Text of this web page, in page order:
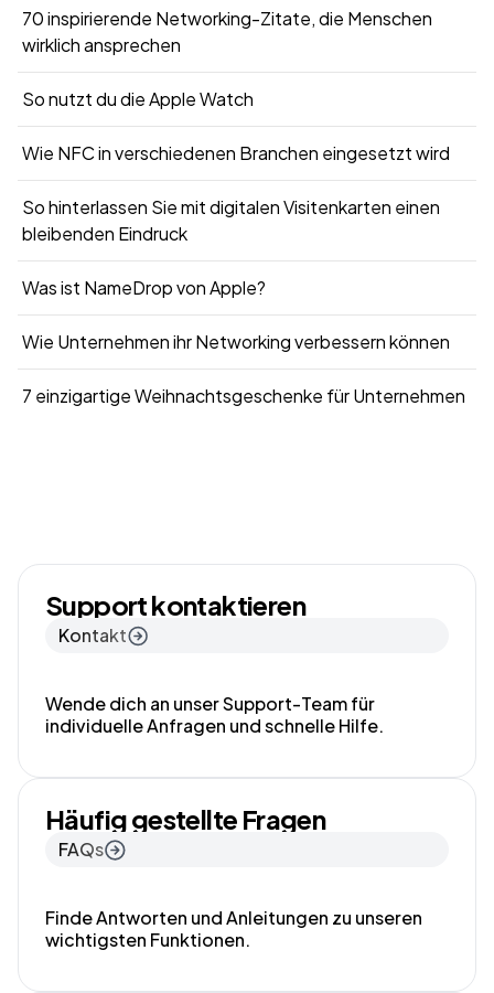
70 inspirierende Networking-Zitate, die Menschen
wirklich ansprechen
So nutzt du die Apple Watch
Wie NFC in verschiedenen Branchen eingesetzt wird
So hinterlassen Sie mit digitalen Visitenkarten einen
bleibenden Eindruck
Was ist NameDrop von Apple?
Wie Unternehmen ihr Networking verbessern können
7 einzigartige Weihnachtsgeschenke für Unternehmen
Support kontaktieren
Kontakt
Wende dich an unser Support-Team für
individuelle Anfragen und schnelle Hilfe.
Häufig gestellte Fragen
FAQs
Finde Antworten und Anleitungen zu unseren
wichtigsten Funktionen.